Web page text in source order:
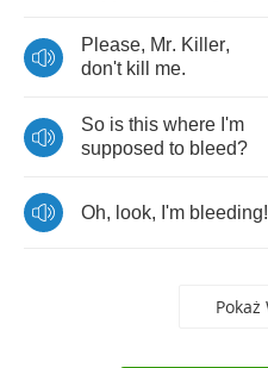
Please, Mr. Killer,
don't kill me.
So is this where I'm
supposed to bleed?
Oh, look, I'm bleeding!
Pokaż